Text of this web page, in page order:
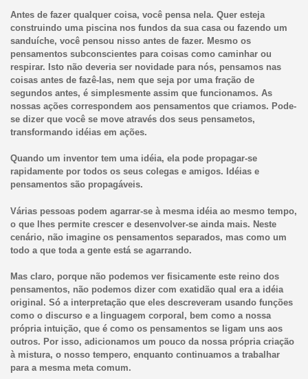
Antes de fazer qualquer coisa, você pensa nela. Quer esteja
construindo uma piscina nos fundos da sua casa ou fazendo um
sanduíche, você pensou nisso antes de fazer. Mesmo os
pensamentos subconscientes para coisas como caminhar ou
respirar. Isto não deveria ser novidade para nós, pensamos nas
coisas antes de fazê-las, nem que seja por uma fração de
segundos antes, é simplesmente assim que funcionamos. As
nossas ações correspondem aos pensamentos que criamos. Pode-
se dizer que você se move através dos seus pensametos,
transformando idéias em ações.
Quando um inventor tem uma idéia, ela pode propagar-se
rapidamente por todos os seus colegas e amigos. Idéias e
pensamentos são propagáveis.
Várias pessoas podem agarrar-se à mesma idéia ao mesmo tempo,
o que lhes permite crescer e desenvolver-se ainda mais. Neste
cenário, não imagine os pensamentos separados, mas como um
todo a que toda a gente está se agarrando.
Mas claro, porque não podemos ver fisicamente este reino dos
pensamentos, não podemos dizer com exatidão qual era a idéia
original. Só a interpretação que eles descreveram usando funções
como o discurso e a linguagem corporal, bem como a nossa
própria intuição, que é como os pensamentos se ligam uns aos
outros. Por isso, adicionamos um pouco da nossa própria criação
à mistura, o nosso tempero, enquanto continuamos a trabalhar
para a mesma meta comum.